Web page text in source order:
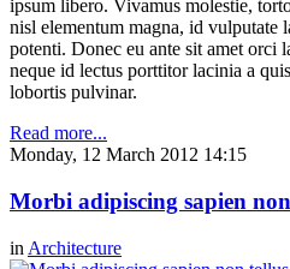
ipsum libero. Vivamus molestie,
nisl elementum magna, id vulputate
potenti. Donec eu ante sit amet orci
neque id lectus porttitor lacinia a
lobortis pulvinar.
Read more...
Monday, 12 March 2012 14:15
Morbi adipiscing sapien
in Architecture